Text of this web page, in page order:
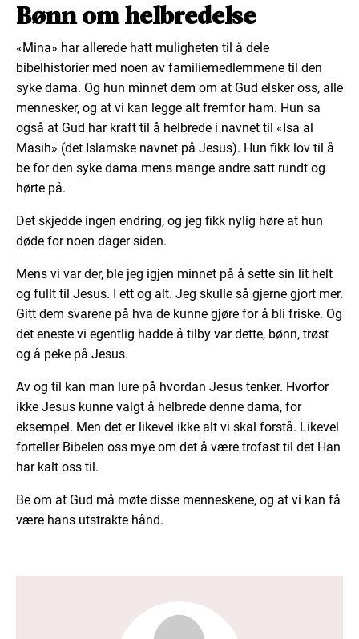
Bønn om helbredelse
«Mina» har allerede hatt muligheten til å dele
bibelhistorier med noen av familiemedlemmene til den
syke dama. Og hun minnet dem om at Gud elsker oss, alle
mennesker, og at vi kan legge alt fremfor ham. Hun sa
også at Gud har kraft til å helbrede i navnet til «Isa al
Masih» (det Islamske navnet på Jesus). Hun fikk lov til å
be for den syke dama mens mange andre satt rundt og
hørte på.
Det skjedde ingen endring, og jeg fikk nylig høre at hun
døde for noen dager siden.
Mens vi var der, ble jeg igjen minnet på å sette sin lit helt
og fullt til Jesus. I ett og alt. Jeg skulle så gjerne gjort mer.
Gitt dem svarene på hva de kunne gjøre for å bli friske. Og
det eneste vi egentlig hadde å tilby var dette, bønn, trøst
og å peke på Jesus.
Av og til kan man lure på hvordan Jesus tenker. Hvorfor
ikke Jesus kunne valgt å helbrede denne dama, for
eksempel. Men det er likevel ikke alt vi skal forstå. Likevel
forteller Bibelen oss mye om det å være trofast til det Han
har kalt oss til.
Be om at Gud må møte disse menneskene, og at vi kan få
være hans utstrakte hånd.